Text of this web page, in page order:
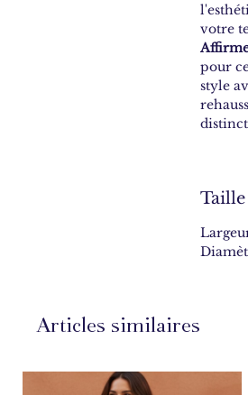
votre
pour
style
Taille
Articles similaires